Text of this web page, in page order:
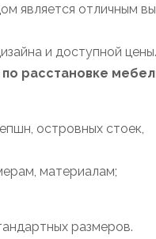
является отличным
и доступной цены.
расстановке
островных стоек,
материалам;
размеров.